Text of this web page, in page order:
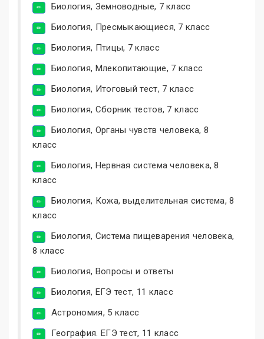
Биология, Земноводные, 7 класс
Биология, Пресмыкающиеся, 7 класс
Биология, Птицы, 7 класс
Биология, Млекопитающие, 7 класс
Биология, Итоговый тест, 7 класс
Биология, Сборник тестов, 7 класс
Биология, Органы чувств человека, 8
класс
Биология, Нервная система человека, 8
класс
Биология, Кожа, выделительная система, 8
класс
Биология, Система пищеварения человека,
8 класс
Биология, Вопросы и ответы
Биология, ЕГЭ тест, 11 класс
Астрономия, 5 класс
География. ЕГЭ тест, 11 класс